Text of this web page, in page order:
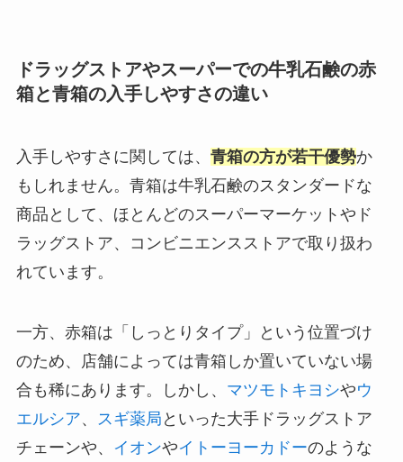
ドラッグストアやスーパーでの牛乳石鹸の赤
箱と青箱の入手しやすさの違い
入手しやすさに関しては、 青箱の方が若干優勢か
もしれません。青箱は牛乳石鹸のスタンダードな
商品として、ほとんどのスーパーマーケットやド
ラッグストア、コンビニエンスストアで取り扱わ
れています。
一方、赤箱は「しっとりタイプ」という位置づけ
のため、店舗によっては青箱しか置いていない場
合も稀にあります。しかし、 マツモトキヨシやウ
エルシア、 スギ薬局 といった大手ドラッグストア
チェーンや、
イオンやイトーヨーカドーのような